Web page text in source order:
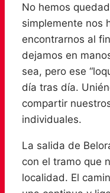
No hemos
simplemente nos
encontrarnos al
dejamos en
sea, pero ese
día tras día.
compartir
individuales.
La salida de
con el tramo que
localidad. El